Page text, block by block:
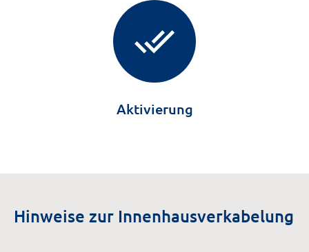
done_all
Aktivierung
Hinweise zur Innenhausverkabelung